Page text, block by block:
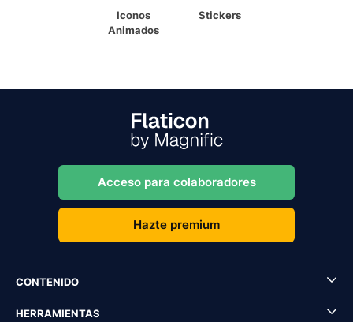
Iconos
Animados
Stickers
Acceso para colaboradores
Hazte premium
CONTENIDO
HERRAMIENTAS